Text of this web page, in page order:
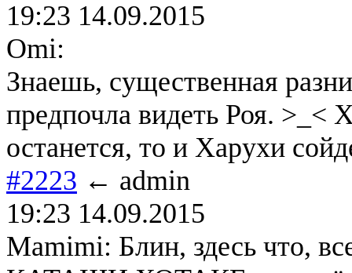
19:23 14.09.2015
Omi:
Знаешь, существенная
предпочла видеть Роя. >_<
останется, то и Харухи
#2223 ← admin
19:23 14.09.2015
Mamimi: Блин, здесь что,